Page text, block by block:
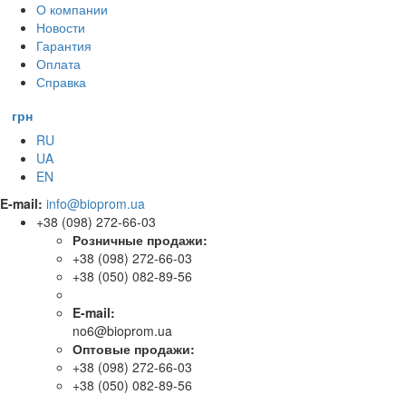
О компании
Новости
Гарантия
Оплата
Справка
грн
RU
UA
EN
E-mail: info@bioprom.ua
+38 (098) 272-66-03
Розничные продажи:
+38 (098) 272-66-03
+38 (050) 082-89-56
E-mail:
no6@bioprom.ua
Оптовые продажи:
+38 (098) 272-66-03
+38 (050) 082-89-56